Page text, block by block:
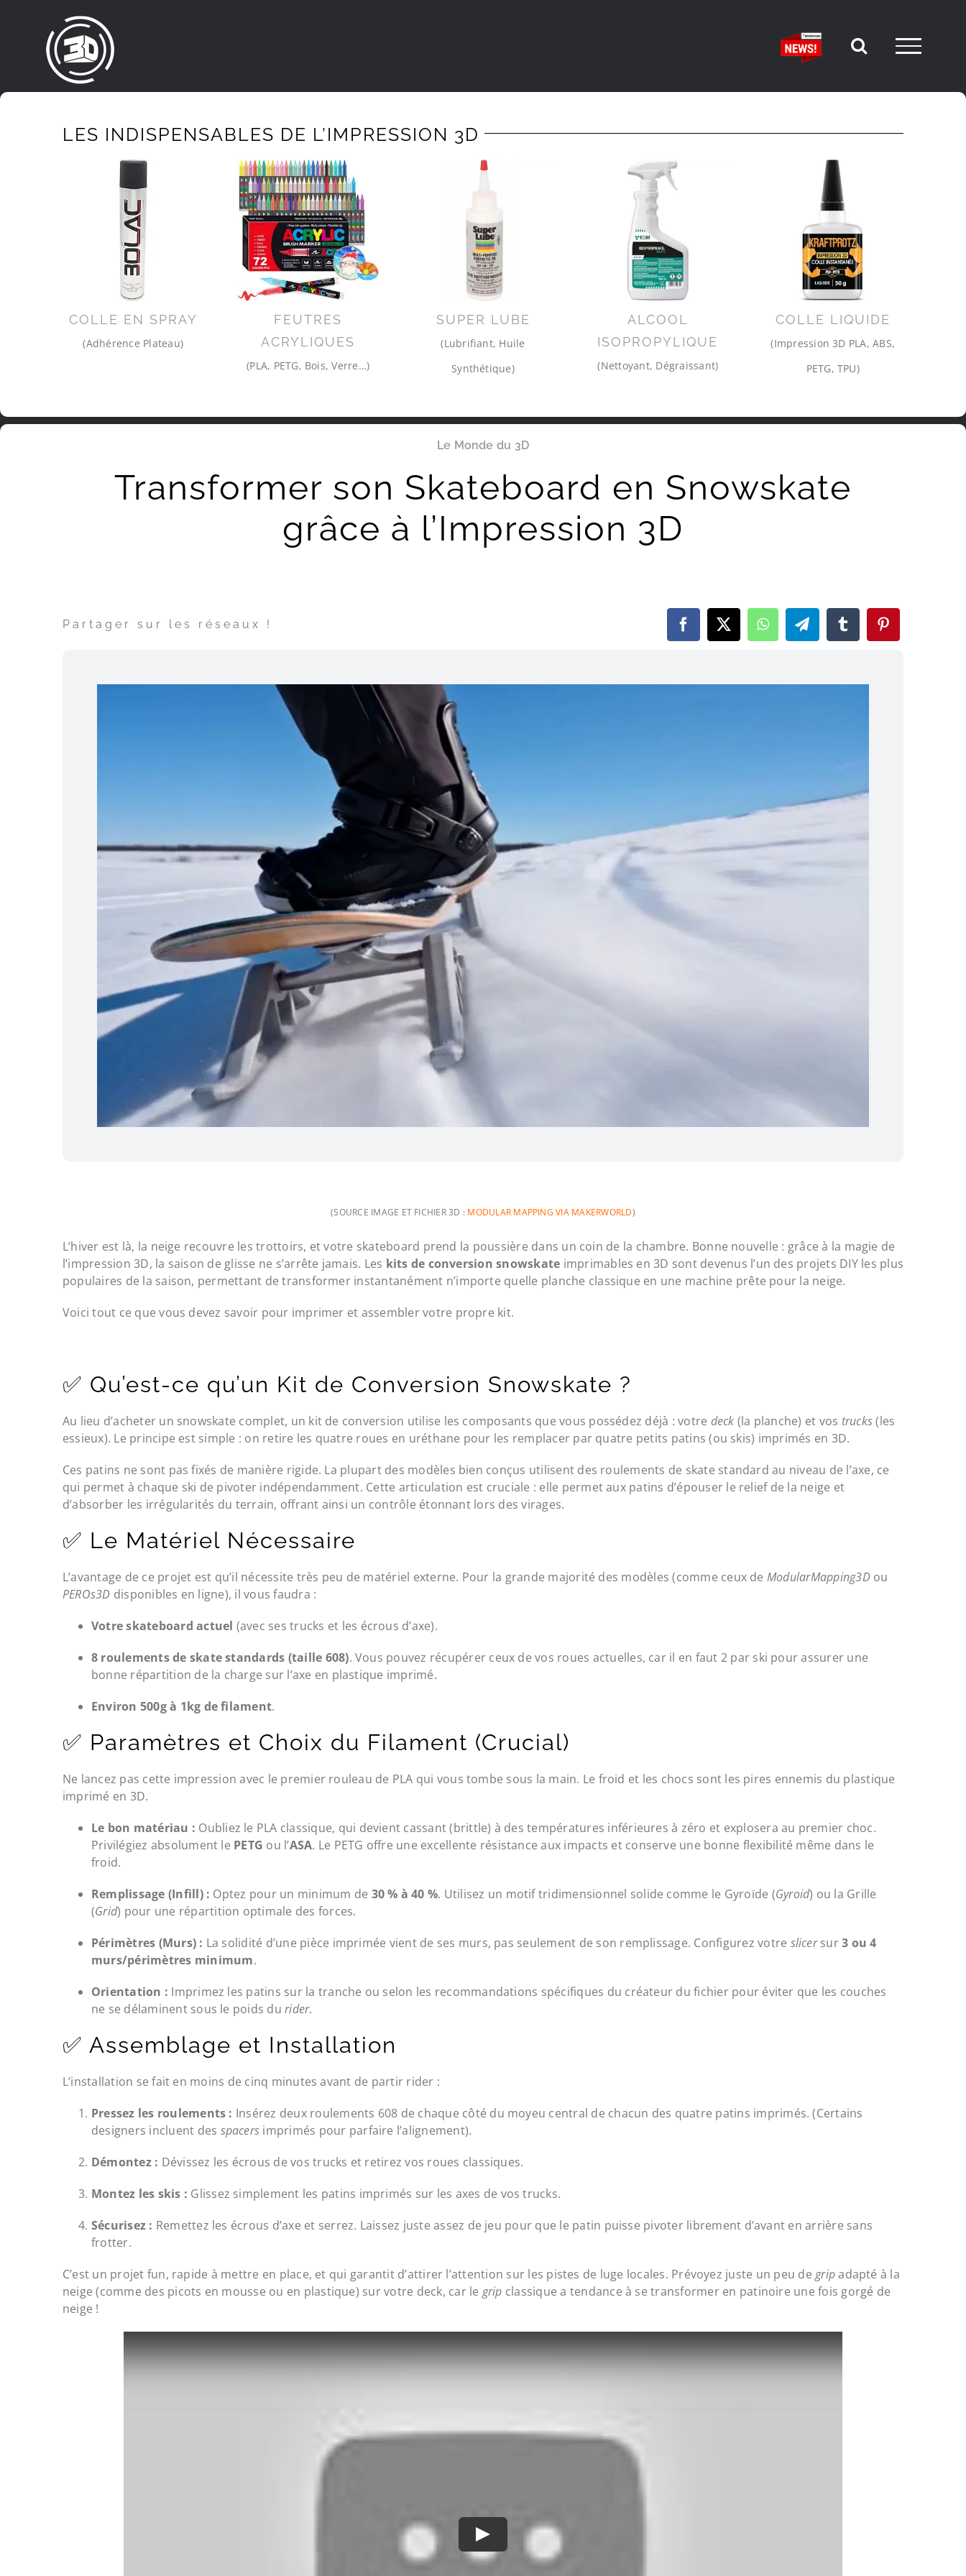
LES INDISPENSABLES DE L’IMPRESSION 3D
COLLE EN SPRAY
(Adhérence Plateau)
FEUTRES
ACRYLIQUES
(PLA, PETG, Bois, Verre…)
SUPER LUBE
(Lubrifiant, Huile
Synthétique)
ALCOOL
ISOPROPYLIQUE
(Nettoyant, Dégraissant)
COLLE LIQUIDE
(Impression 3D PLA, ABS,
PETG, TPU)
Le Monde du 3D
Transformer son Skateboard en Snowskate
grâce à l’Impression 3D
Partager sur les réseaux !
(SOURCE IMAGE ET FICHIER 3D : MODULAR MAPPING VIA MAKERWORLD)
L’hiver est là, la neige recouvre les trottoirs, et votre skateboard prend la poussière dans un coin de la chambre. Bonne nouvelle : grâce à la magie de
l’impression 3D, la saison de glisse ne s’arrête jamais. Les kits de conversion snowskate imprimables en 3D sont devenus l’un des projets DIY les plus
populaires de la saison, permettant de transformer instantanément n’importe quelle planche classique en une machine prête pour la neige.
Voici tout ce que vous devez savoir pour imprimer et assembler votre propre kit.
✅ Qu’est-ce qu’un Kit de Conversion Snowskate ?
Au lieu d’acheter un snowskate complet, un kit de conversion utilise les composants que vous possédez déjà : votre deck (la planche) et vos trucks(les
essieux). Le principe est simple : on retire les quatre roues en uréthane pour les remplacer par quatre petits patins (ou skis) imprimés en 3D.
Ces patins ne sont pas fixés de manière rigide. La plupart des modèles bien conçus utilisent des roulements de skate standard au niveau de l’axe, ce
qui permet à chaque ski de pivoter indépendamment. Cette articulation est cruciale : elle permet aux patins d’épouser le relief de la neige et
d’absorber les irrégularités du terrain, offrant ainsi un contrôle étonnant lors des virages.
✅ Le Matériel Nécessaire
L’avantage de ce projet est qu’il nécessite très peu de matériel externe. Pour la grande majorité des modèles (comme ceux de ModularMapping3D ou
PEROs3D disponibles en ligne), il vous faudra :
Votre skateboard actuel (avec ses trucks et les écrous d’axe).
8 roulements de skate standards (taille 608). Vous pouvez récupérer ceux de vos roues actuelles, car il en faut 2 par ski pour assurer une
bonne répartition de la charge sur l’axe en plastique imprimé.
Environ 500g à 1kg de filament.
✅ Paramètres et Choix du Filament (Crucial)
Ne lancez pas cette impression avec le premier rouleau de PLA qui vous tombe sous la main. Le froid et les chocs sont les pires ennemis du plastique
imprimé en 3D.
Le bon matériau : Oubliez le PLA classique, qui devient cassant (brittle) à des températures inférieures à zéro et explosera au premier choc.
Privilégiez absolument le PETG ou l’ASA. Le PETG offre une excellente résistance aux impacts et conserve une bonne flexibilité même dans le
froid.
Remplissage (Infill) : Optez pour un minimum de 30 % à 40 %. Utilisez un motif tridimensionnel solide comme le Gyroïde (Gyroid) ou la Grille
(Grid) pour une répartition optimale des forces.
Périmètres (Murs) : La solidité d’une pièce imprimée vient de ses murs, pas seulement de son remplissage. Configurez votre slicersur3 ou 4
murs/périmètres minimum.
Orientation : Imprimez les patins sur la tranche ou selon les recommandations spécifiques du créateur du fichier pour éviter que les couches
ne se délaminent sous le poids durider.
✅ Assemblage et Installation
L’installation se fait en moins de cinq minutes avant de partir rider :
Pressez les roulements : Insérez deux roulements 608 de chaque côté du moyeu central de chacun des quatre patins imprimés. (Certains
designers incluent des spacers imprimés pour parfaire l’alignement).
Démontez : Dévissez les écrous de vos trucks et retirez vos roues classiques.
Montez les skis : Glissez simplement les patins imprimés sur les axes de vos trucks.
Sécurisez : Remettez les écrous d’axe et serrez. Laissez juste assez de jeu pour que le patin puisse pivoter librement d’avant en arrière sans
frotter.
C’est un projet fun, rapide à mettre en place, et qui garantit d’attirer l’attention sur les pistes de luge locales. Prévoyez juste un peu degripadapté à la
neige (comme des picots en mousse ou en plastique) sur votre deck, car le grip classique a tendance à se transformer en patinoire une fois gorgé de
neige !